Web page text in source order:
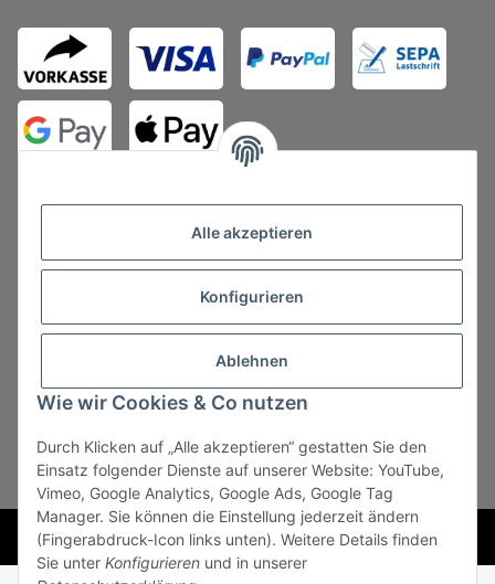
Alle akzeptieren
Konfigurieren
Ablehnen
Wie wir Cookies & Co nutzen
Durch Klicken auf „Alle akzeptieren“ gestatten Sie den
Einsatz folgender Dienste auf unserer Website: YouTube,
Vimeo, Google Analytics, Google Ads, Google Tag
Manager. Sie können die Einstellung jederzeit ändern
(Fingerabdruck-Icon links unten). Weitere Details finden
Sie unter Konfigurieren und in unserer
Vertrag widerrufen
* Alle Preise zzgl. gesetzlicher USt., zzgl.Versand, zzgl.
Mindermengenzuschlag
Powered byJTL-Shop